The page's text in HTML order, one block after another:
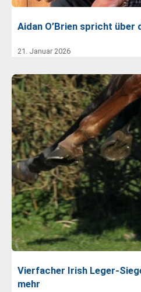
Aidan O’Brien spricht über
21. Januar 2026
Vierfacher Irish Leger-
mehr